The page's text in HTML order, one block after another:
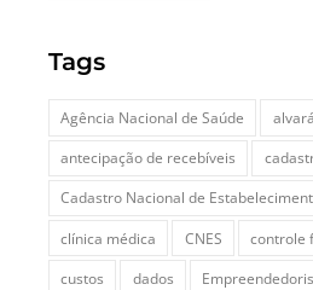
Tags
Agência Nacional de Saúde
antecipação de recebíveis
Cadastro Nacional de
clínica médica
CNES controle
custos
dados